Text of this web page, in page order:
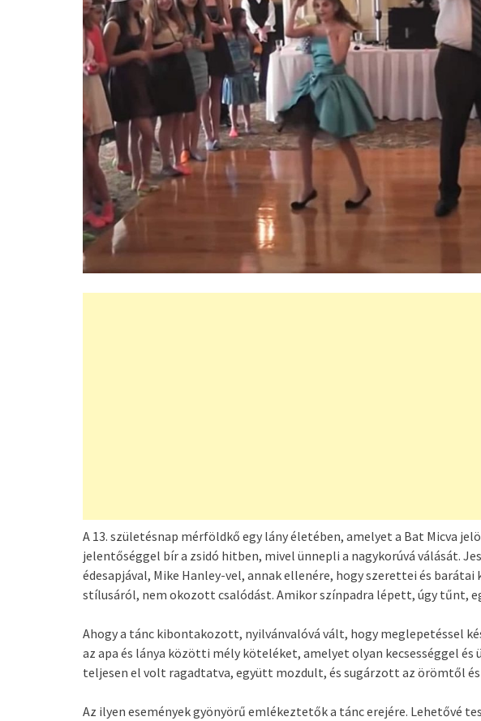
A 13. születésnap mérföldkő egy lány életében, amelyet a Bat Micva
jelentőséggel bír a zsidó hitben, mivel ünnepli a nagykorúvá válását.
édesapjával, Mike Hanley-vel, annak ellenére, hogy szerettei és
stílusáról, nem okozott csalódást. Amikor színpadra lépett, úgy tűnt,
Ahogy a tánc kibontakozott, nyilvánvalóvá vált, hogy meglepetéssel
az apa és lánya közötti mély köteléket, amelyet olyan kecsességgel és
teljesen el volt ragadtatva, együtt mozdult, és sugárzott az örömtől
Az ilyen események gyönyörű emlékeztetők a tánc erejére. Lehetővé